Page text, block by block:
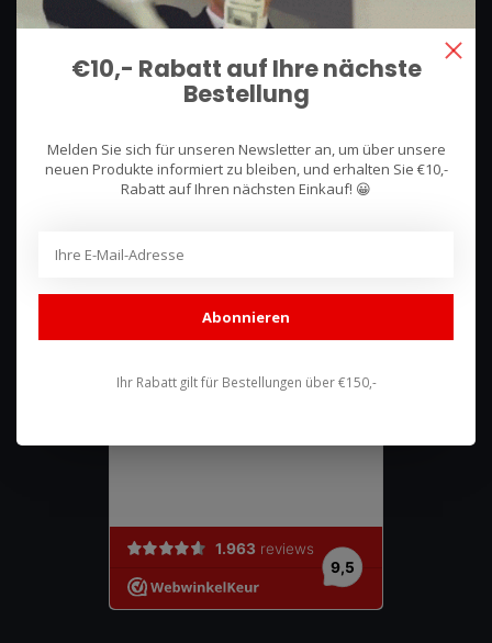
Hullerpad 13Q
Lunteren, Nederland
085 744 4602
shop@racing-products.com
Bewertungen
€10,- Rabatt auf Ihre nächste
Bestellung
Melden Sie sich für unseren Newsletter an, um über unsere
neuen Produkte informiert zu bleiben, und erhalten Sie €10,-
Rabatt auf Ihren nächsten Einkauf! 😀
Abonnieren
Ihr Rabatt gilt für Bestellungen über €150,-